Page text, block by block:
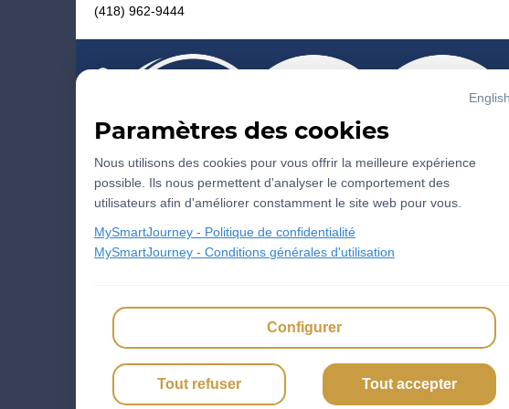
(418) 962-9444
2026 - Propulsé par
v3.120.0
Signaler ce contenu
Paramètres des cookies
Nous utilisons des cookies pour vous offrir la meilleure expérience
possible. Ils nous permettent d'analyser le comportement des
utilisateurs afin d'améliorer constamment le site web pour vous.
MySmartJourney - Politique de confidentialité
MySmartJourney - Conditions générales d'utilisation
Configurer
Tout refuser Tout accepter